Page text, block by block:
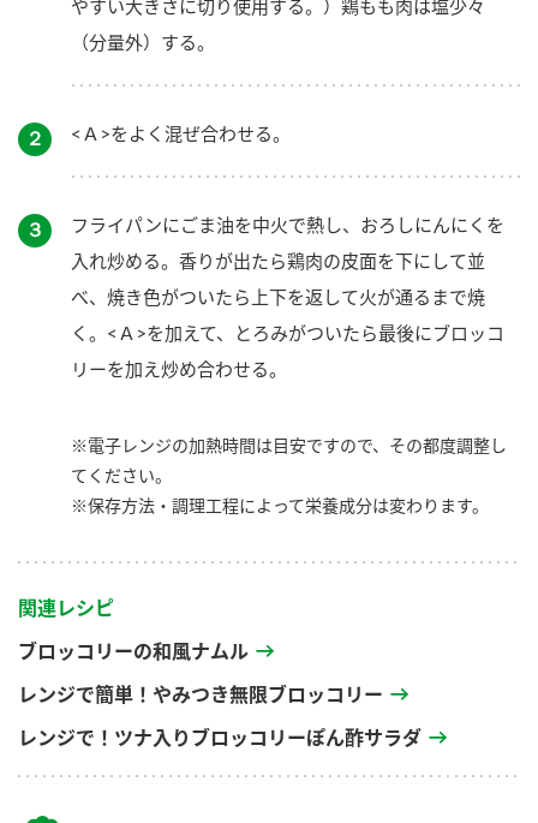
やすい大きさに切り使用する。）鶏もも肉は塩少々
（分量外）する。
２ <Ａ>をよく混ぜ合わせる。
３
フライパンにごま油を中火で熱し、おろしにんにくを
入れ炒める。香りが出たら鶏肉の皮面を下にして並
べ、焼き色がついたら上下を返して火が通るまで焼
く。<Ａ>を加えて、とろみがついたら最後にブロッコ
リーを加え炒め合わせる。
※電子レンジの加熱時間は目安ですので、その都度調整し
てください。
※保存方法・調理工程によって栄養成分は変わります。
関連レシピ
ブロッコリーの和風ナムル
レンジで簡単！やみつき無限ブロッコリー
レンジで！ツナ入りブロッコリーぽん酢サラダ